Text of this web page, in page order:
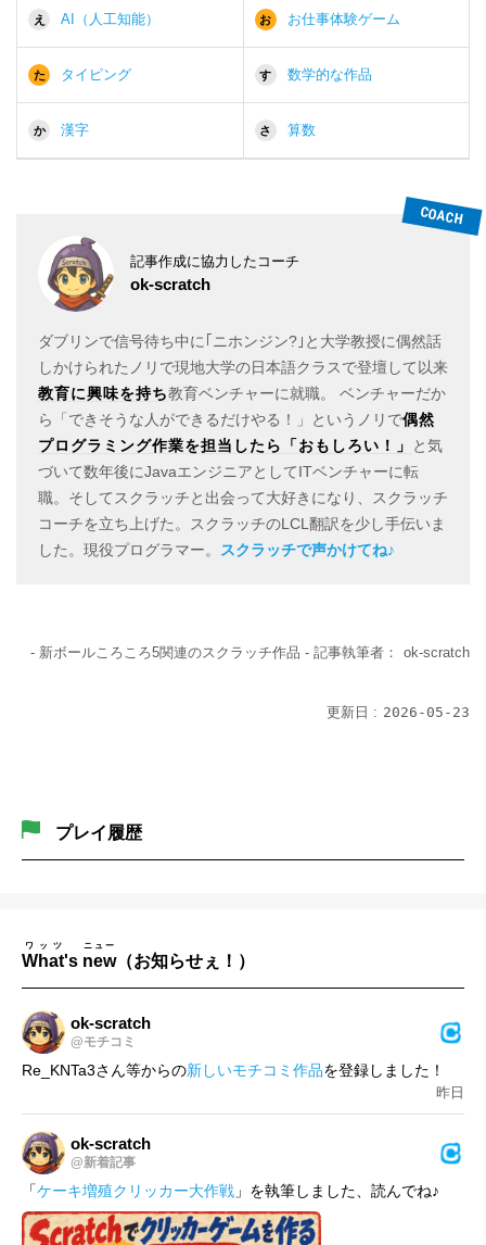
プレイ履歴
What
ワッツ
's new
ニュー
（お知らせぇ！）
ok-scratch
@モチコミ
Re_KNTa3さん等からの新しいモチコミ作品を登録しました！
昨日
ok-scratch
@新着記事
「ケーキ増殖クリッカー大作戦 」を執筆しました、読んでね♪
え AI（人工知能） お お仕事体験ゲーム
た タイピング す 数学的な作品
か 漢字 さ 算数
記事作成に協力したコーチ
ok-scratch
ダブリンで信号待ち中に｢ニホンジン?｣と大学教授に偶然話
しかけられたノリで現地大学の日本語クラスで登壇して以来
教育に興味を持ち教育ベンチャーに就職。 ベンチャーだか
ら「できそうな人ができるだけやる！」というノリで偶然
プログラミング作業を担当したら「おもしろい！」
と気
づいて数年後にJavaエンジニアとしてITベンチャーに転
職。そしてスクラッチと出会って大好きになり、スクラッチ
コーチを立ち上げた。スクラッチのLCL翻訳を少し手伝いま
した。現役プログラマー。
スクラッチで声かけてね♪
- 新ボールころころ5関連のスクラッチ作品 - 記事執筆者： ok-scratch
更新日 : 2026-05-23